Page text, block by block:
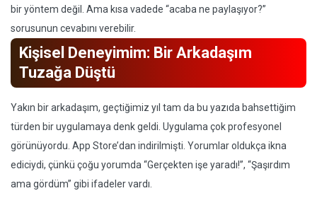
bir yöntem değil. Ama kısa vadede “acaba ne paylaşıyor?”
sorusunun cevabını verebilir.
Kişisel Deneyimim: Bir Arkadaşım
Tuzağa Düştü
Yakın bir arkadaşım, geçtiğimiz yıl tam da bu yazıda bahsettiğim
türden bir uygulamaya denk geldi. Uygulama çok profesyonel
görünüyordu. App Store’dan indirilmişti. Yorumlar oldukça ikna
ediciydi, çünkü çoğu yorumda “Gerçekten işe yaradı!”, “Şaşırdım
ama gördüm” gibi ifadeler vardı.